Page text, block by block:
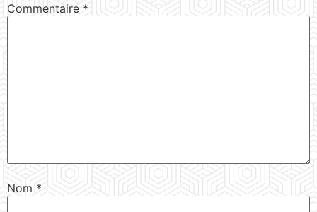
Commentaire *
Nom *